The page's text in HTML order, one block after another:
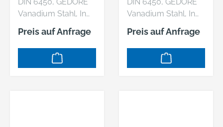
Vanadium Stahl, In
der ganzen Länge
gleichmäßig
durchgehärtet und
sorgfältig
Preis auf Anfrage
Vanadium Stahl, In
der ganzen Länge
gleichmäßig
durchgehärtet und
sorgfältig
Preis auf Anfrage